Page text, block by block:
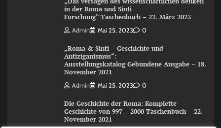
in der Roma und Sinti
Forschung“ Taschenbuch – 22. März 2023
Admin Mai 25, 2023 0
„Roma & Sinti – Geschichte und
Antiziganismus“:
Ausstellungskatalog Gebundene Ausgabe – 18.
November 2021
Admin Mai 25, 2023 0
Die Geschichte der Roma: Komplette
Geschichte von 997 – 2000 Taschenbuch – 22.
November 2021